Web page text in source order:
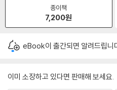
종이책
7,200원
eBook이 출간되면 알려드립니
이미 소장하고 있다면 판매해 보세요.